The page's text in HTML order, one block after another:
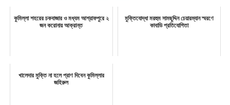
কুমিল্লা শহরের চকবাজার ও মধ্যম আশ্রাফপুরে ২
জন করোনায় আক্রান্ত
মুক্তিযোদ্ধা মরহুম সামছুদ্দিন চেয়ারম্যান স্মরণে
কাবাডি প্রতিযোগিতা
খালেদার মুক্তি না হলে প্রাণ দিবেন কুমিল্লার
জহিরুল